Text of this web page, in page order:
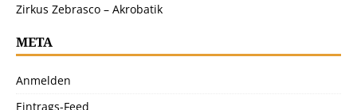
Zirkus Zebrasco – Akrobatik
META
Anmelden
Eintrags-Feed